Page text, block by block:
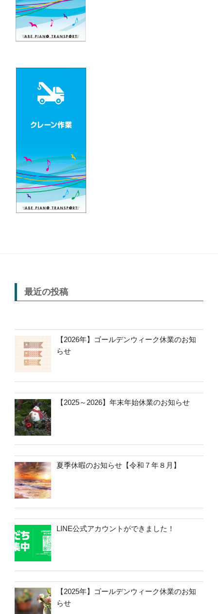
最近の投稿
【2026年】ゴールデンウィーク休業のお知
らせ
【2025～2026】年末年始休業のお知らせ
夏季休暇のお知らせ【令和７年８月】
LINE公式アカウントができました！
【2025年】ゴールデンウィーク休業のお知
らせ